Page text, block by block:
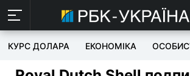
КУРС ДОЛАРА ЕКОНОМІКА